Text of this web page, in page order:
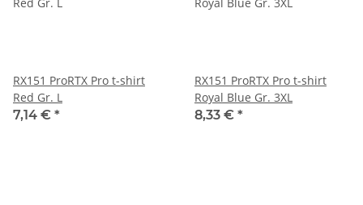
RX151 ProRTX Pro t-shirt
Red Gr. L
7,14 € *
RX151 ProRTX Pro t-shirt
Royal Blue Gr. 3XL
8,33 € *